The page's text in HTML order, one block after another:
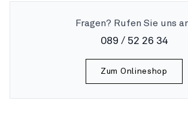
Fragen? Rufen Sie uns
089 / 52 26 34
Zum Onlineshop